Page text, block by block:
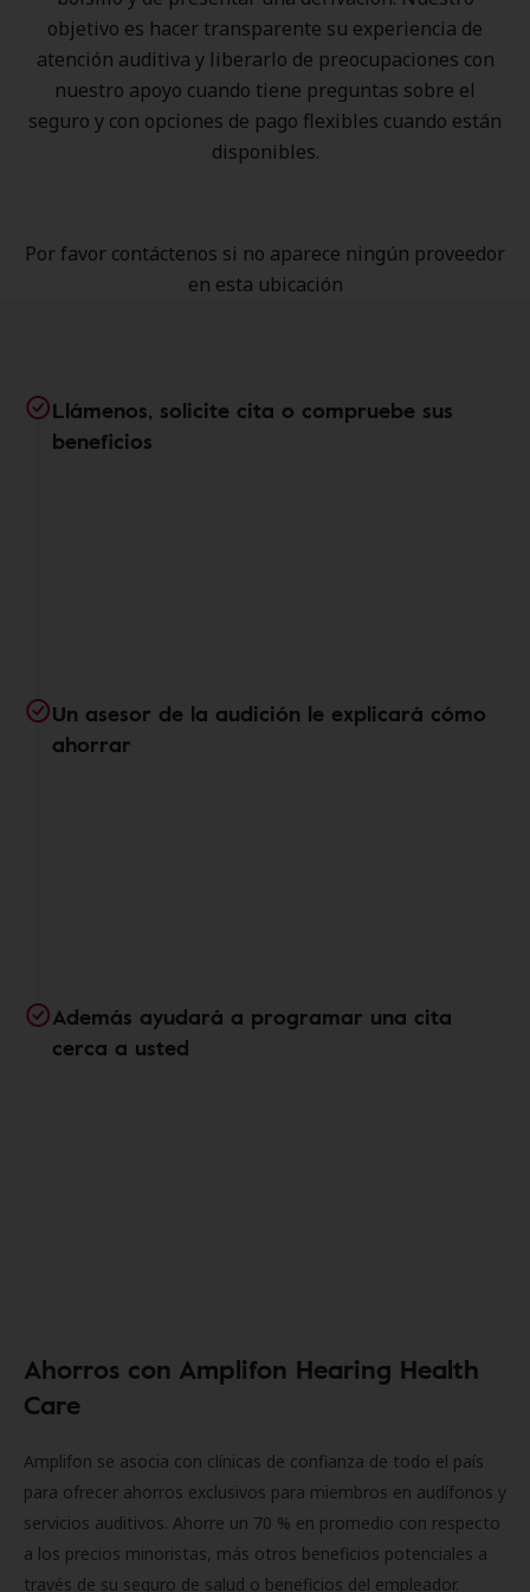
objetivo es hacer transparente su experiencia de
atención auditiva y liberarlo de preocupaciones con
nuestro apoyo cuando tiene preguntas sobre el
seguro y con opciones de pago flexibles cuando están
disponibles.
Por favor contáctenos si no aparece ningún proveedor
en esta ubicación
Llámenos, solicite cita o compruebe sus
beneficios
Un asesor de la audición le explicará cómo
ahorrar
Además ayudará a programar una cita
cerca a usted
Ahorros con Amplifon Hearing Health
Care
Amplifon se asocia con clínicas de confianza de todo el país
para ofrecer ahorros exclusivos para miembros en audífonos y
servicios auditivos. Ahorre un 70 % en promedio con respecto
a los precios minoristas, más otros beneficios potenciales a
través de su seguro de salud o beneficios del empleador.